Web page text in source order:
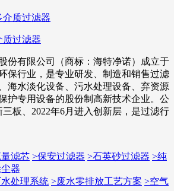
质过滤器
份有限公司（商标：海特净诺）成立于
保行业，是专业研发、制造和销售过滤
海水淡化设备、污水处理设备、弃资源
护专用设备的股份制高新技术企业。公
三板、2022年6月进入创新层，是过滤行
滤芯 >保安过滤器 >石英砂过滤器 >纯
器
处理系统 >废水零排放工艺方案 >空气